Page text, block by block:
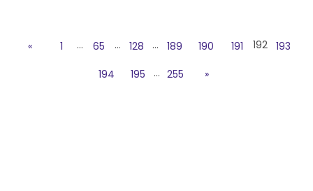
« 1 … 65 … 128 … 189 190 191 192 193
194
195 … 255 »